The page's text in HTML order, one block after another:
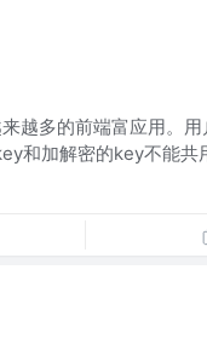
越多的前端富应用。
和加解密的key不能共